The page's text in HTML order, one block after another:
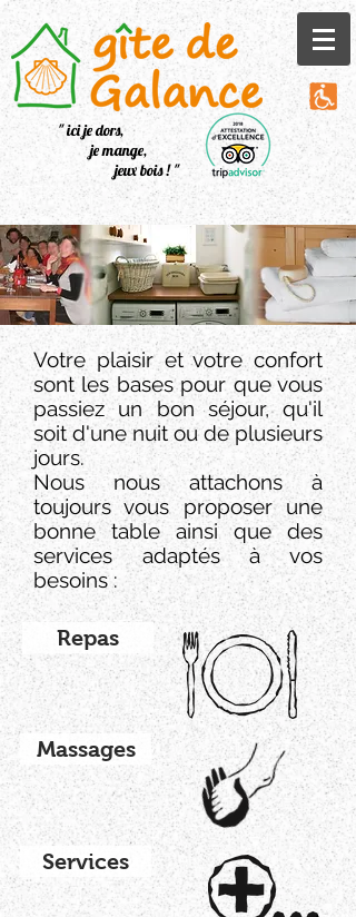
" ici je dors,
je mange,
jeux bois ! "
Votre plaisir et votre confort
sont les bases pour que vous
passiez un bon séjour, qu'il
soit d'une nuit ou de plusieurs
jours.
Nous nous attachons à
toujours vous proposer une
bonne table ainsi que des
services adaptés à vos
besoins :
Repas
Massages
Services